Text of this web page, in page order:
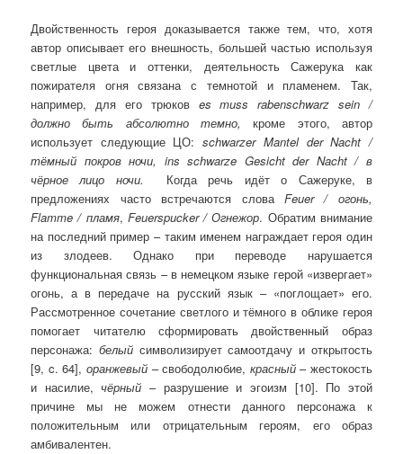
Двойственность героя доказывается также тем, что, хотя
автор описывает его внешность, большей частью используя
светлые цвета и оттенки, деятельность Сажерука как
пожирателя огня связана с темнотой и пламенем. Так,
например, для его трюков es muss rabenschwarz sein /
должно быть абсолютно темно,кроме этого, автор
использует следующие ЦО:schwarzer Mantel der Nacht /
тёмный покров ночи, ins schwarze Gesicht der Nacht/ в
чёрное лицо ночи. Когда речь идёт о Сажеруке, в
предложениях часто встречаются слова Feuer/ огонь,
Flamme / пламя, Feuerspucker/ Огнежор. Обратим внимание
на последний пример – таким именем награждает героя один
из злодеев. Однако при переводе нарушается
функциональная связь – в немецком языке герой «извергает»
огонь, а в передаче на русский язык – «поглощает» его.
Рассмотренное сочетание светлого и тёмного в облике героя
помогает читателю сформировать двойственный образ
персонажа: белыйсимволизирует самоотдачу и открытость
[9, c. 64], оранжевый– свободолюбие, красный– жестокость
и насилие, чёрный – разрушение и эгоизм [10]. По этой
причине мы не можем отнести данного персонажа к
положительным или отрицательным героям, его образ
амбивалентен.